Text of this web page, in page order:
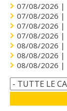
07/08/2026 |
07/08/2026 |
07/08/2026 |
07/08/2026 |
08/08/2026 |
08/08/2026 |
08/08/2026 |